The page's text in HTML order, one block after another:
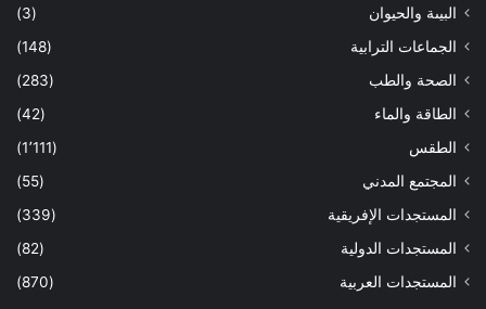
البيىة والحيوان
(3)
الجماعات الترابية
(148)
الصحة والطب
(283)
الطاقة والماء
(42)
الطقس
(1٬111)
المجتمع المدني
(55)
المستجدات الإفريقية
(339)
المستجدات الدولية
(82)
المستجدات العربية
(870)